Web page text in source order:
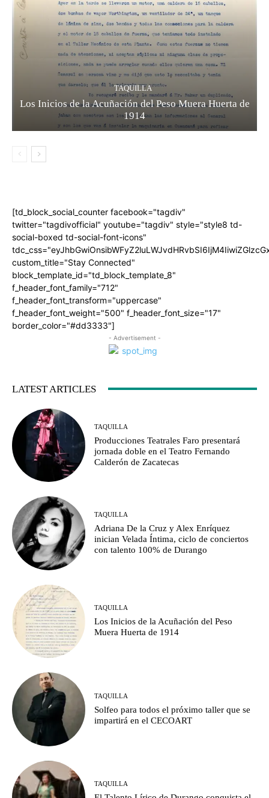
TAQUILLA
Los Inicios de la Acuñación del Peso Muera Huerta de
1914
[td_block_social_counter facebook="tagdiv"
twitter="tagdivofficial" youtube="tagdiv" style="style8 td-
social-boxed td-social-font-icons"
custom_title="Stay Connected"
block_template_id="td_block_template_8"
f_header_font_family="712"
f_header_font_transform="uppercase"
f_header_font_weight="500" f_header_font_size="17"
border_color="#dd3333"]
- Advertisement -
LATEST ARTICLES
TAQUILLA
Producciones Teatrales Faro presentará
jornada doble en el Teatro Fernando
Calderón de Zacatecas
TAQUILLA
Adriana De la Cruz y Alex Enríquez
inician Velada Íntima, ciclo de conciertos
con talento 100% de Durango
TAQUILLA
Los Inicios de la Acuñación del Peso
Muera Huerta de 1914
TAQUILLA
Solfeo para todos el próximo taller que se
impartirá en el CECOART
TAQUILLA